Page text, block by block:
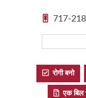
717-
रोगी बनो
एक बिल